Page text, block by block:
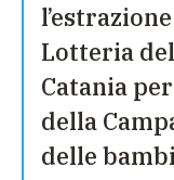
Lotteria
Catania
della
delle